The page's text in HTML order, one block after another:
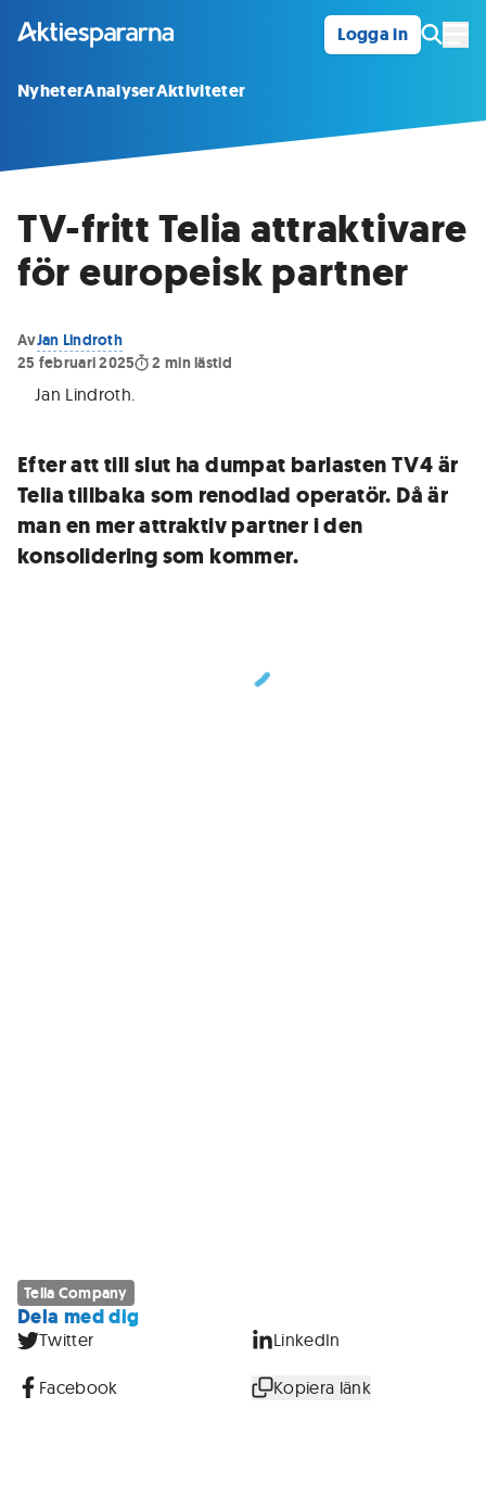
Logga in
NyheterAnalyserAktiviteter
TV-fritt Telia attraktivare
för europeisk partner
AvJan Lindroth
25 februari 2025
2 min lästid
Jan Lindroth.
Efter att till slut ha dumpat barlasten TV4 är
Telia tillbaka som renodlad operatör. Då är
man en mer attraktiv partner i den
konsolidering som kommer.
Telia Company
Dela med dig
Twitter LinkedIn
Facebook Kopiera länk